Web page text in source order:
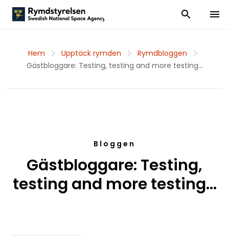
Visa och dölj
Visa
Hem Upptäck rymden
Rymdbloggen
Gästbloggare: Testing, testing and more testing...
Bloggen
Gästbloggare: Testing,
testing and more testing...